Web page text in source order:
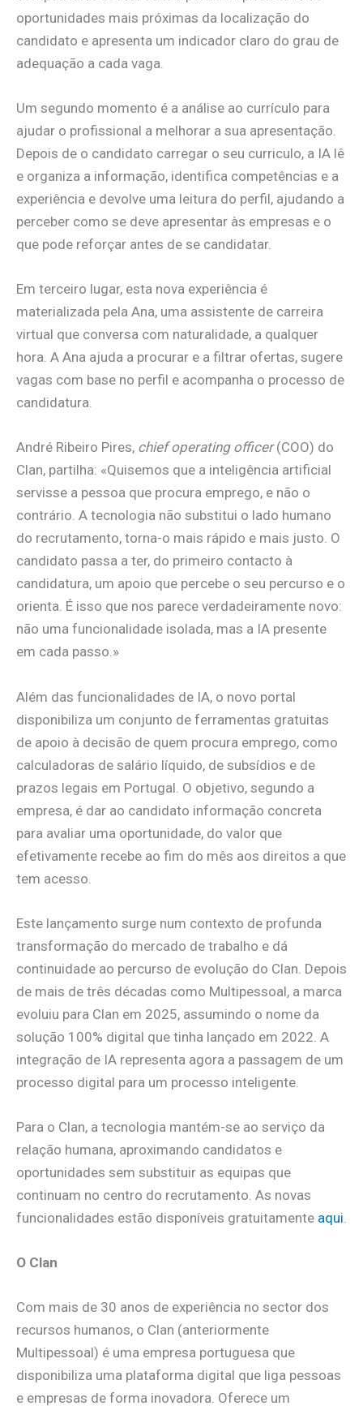
oportunidades mais próximas da localização do
candidato e apresenta um indicador claro do grau de
adequação a cada vaga.
Um segundo momento é a análise ao currículo para
ajudar o profissional a melhorar a sua apresentação.
Depois de o candidato carregar o seu curriculo, a IA lê
e organiza a informação, identifica competências e a
experiência e devolve uma leitura do perfil, ajudando a
perceber como se deve apresentar às empresas e o
que pode reforçar antes de se candidatar.
Em terceiro lugar, esta nova experiência é
materializada pela Ana, uma assistente de carreira
virtual que conversa com naturalidade, a qualquer
hora. A Ana ajuda a procurar e a filtrar ofertas, sugere
vagas com base no perfil e acompanha o processo de
candidatura.
André Ribeiro Pires, chief operating officer(COO) do
Clan, partilha: «Quisemos que a inteligência artificial
servisse a pessoa que procura emprego, e não o
contrário. A tecnologia não substitui o lado humano
do recrutamento, torna-o mais rápido e mais justo. O
candidato passa a ter, do primeiro contacto à
candidatura, um apoio que percebe o seu percurso e o
orienta. É isso que nos parece verdadeiramente novo:
não uma funcionalidade isolada, mas a IA presente
em cada passo.»
Além das funcionalidades de IA, o novo portal
disponibiliza um conjunto de ferramentas gratuitas
de apoio à decisão de quem procura emprego, como
calculadoras de salário líquido, de subsídios e de
prazos legais em Portugal. O objetivo, segundo a
empresa, é dar ao candidato informação concreta
para avaliar uma oportunidade, do valor que
efetivamente recebe ao fim do mês aos direitos a que
tem acesso.
Este lançamento surge num contexto de profunda
transformação do mercado de trabalho e dá
continuidade ao percurso de evolução do Clan. Depois
de mais de três décadas como Multipessoal, a marca
evoluiu para Clan em 2025, assumindo o nome da
solução 100% digital que tinha lançado em 2022. A
integração de IA representa agora a passagem de um
processo digital para um processo inteligente.
Para o Clan, a tecnologia mantém-se ao serviço da
relação humana, aproximando candidatos e
oportunidades sem substituir as equipas que
continuam no centro do recrutamento. As novas
funcionalidades estão disponíveis gratuitamente aqui
O Clan
Com mais de 30 anos de experiência no sector dos
recursos humanos, o Clan (anteriormente
Multipessoal) é uma empresa portuguesa que
disponibiliza uma plataforma digital que liga pessoas
e empresas de forma inovadora. Oferece um